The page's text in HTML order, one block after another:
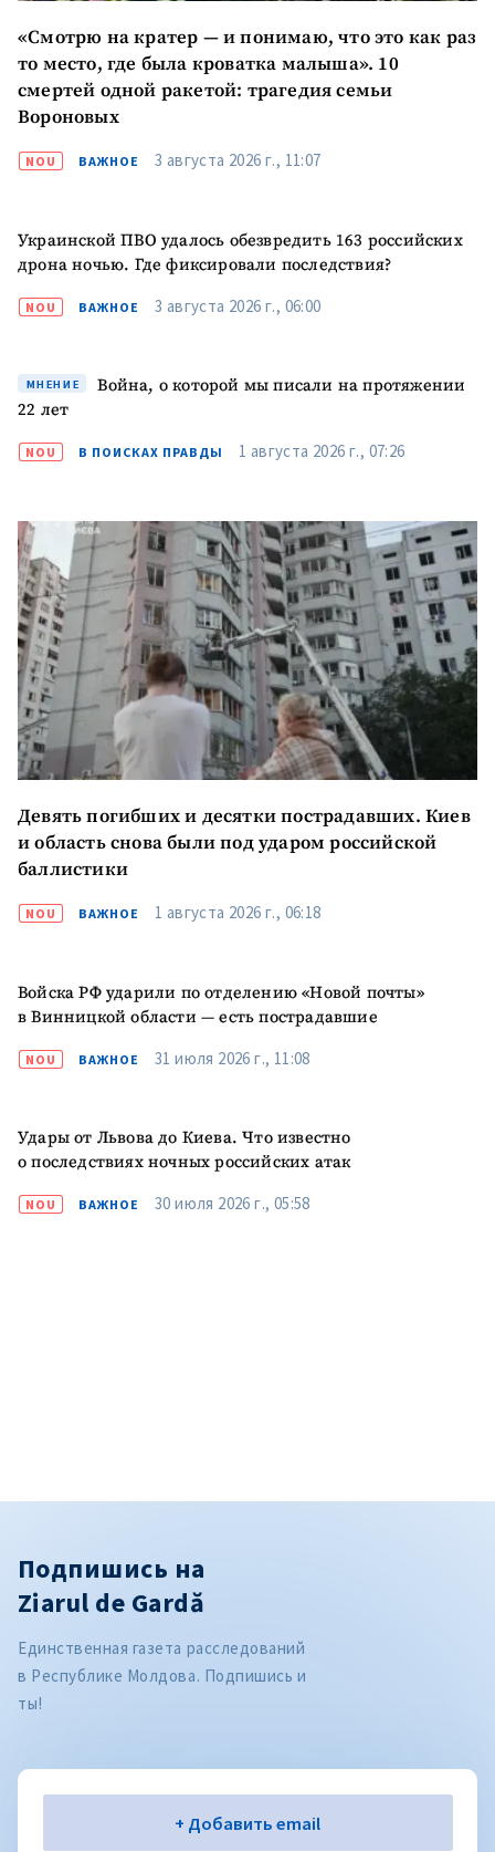
«Смотрю на кратер — и понимаю, что это как раз
то место, где была кроватка малыша». 10
смертей одной ракетой: трагедия семьи
Вороновых
NOU ВАЖНОЕ 3 августа 2026 г., 11:07
Украинской ПВО удалось обезвредить 163 российских
дрона ночью. Где фиксировали последствия?
NOU ВАЖНОЕ 3 августа 2026 г., 06:00
МНЕНИЕ
Война, о которой мы писали на протяжении
22 лет
NOU В ПОИСКАХ ПРАВДЫ 1 августа 2026 г., 07:26
Девять погибших и десятки пострадавших. Киев
и область снова были под ударом российской
баллистики
NOU ВАЖНОЕ 1 августа 2026 г., 06:18
Войска РФ ударили по отделению «Новой почты»
в Винницкой области — есть пострадавшие
NOU ВАЖНОЕ 31 июля 2026 г., 11:08
Удары от Львова до Киева. Что известно
о последствиях ночных российских атак
NOU ВАЖНОЕ 30 июля 2026 г., 05:58
Подпишись на
Ziarul de Gardă
Единственная газета расследований
в Республике Молдова. Подпишись и
ты!
Электронная почта+ Добавить email
Фотография
+ Загрузить
изображение
Ссылка на медиа
+ Добавить ссылку на
медиа
Имя + Моё имя
Электронная почта
Я прочитал(а) и согласен(на)
сполитикой
конфиденциальности.
ОТПРАВИТЬ НОВОСТЬ